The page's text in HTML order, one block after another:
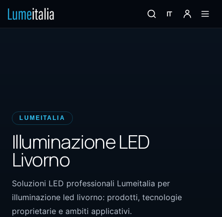
IT
LUMEITALIA
Illuminazione LED
Livorno
Soluzioni LED professionali Lumeitalia per
illuminazione led livorno: prodotti, tecnologie
proprietarie e ambiti applicativi.